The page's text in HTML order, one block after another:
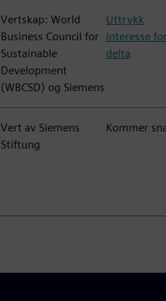
Vertskap: World
Business Council for
Sustainable
Development
(WBCSD) og Siemens
Uttrykk
interesse
delta
Vert av Siemens
Stiftung
Kommer